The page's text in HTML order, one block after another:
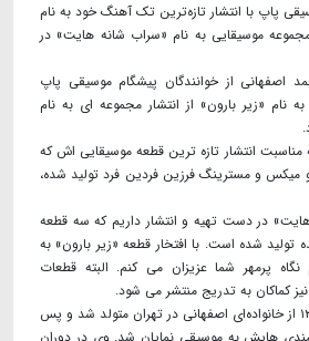
پاپ با انتشار تازه‌ترین تک آهنگ خود به نام
مجموعه موسیقایی به نام «سراب شانه هایت» در
اصفهانی از خوانندگان پیشگام موسیقی پاپ
نام «زیر بارون» از انتشار مجموعه ای به نام
مناسبت انتشار تازه ترین قطعه موسیقایی اش که
میکس و مسترینگ فرزین فردین فرد تولید شده،
در دست تهیه و انتشار داریم که سه قطعه
تولید شده است. با افتخار قطعه «زیر بارون» به
نگاه پرمهر شما عزیزان می کنم‌. البته قطعات
نیز کماکان به تدریج منتشر می شود.
محمد اصفهانی در سال ۱۳۴۵ از خانواده‌ای اصفهانی در تهران متولد شد و پس